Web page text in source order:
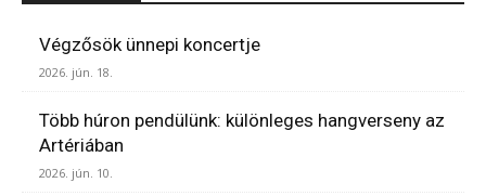
Végzősök ünnepi koncertje
2026. jún. 18.
Több húron pendülünk: különleges hangverseny az
Artériában
2026. jún. 10.